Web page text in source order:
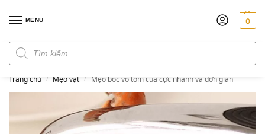
MENU 0
Trang chủ / Mẹo vặt / Mẹo bóc vỏ tôm cua cực nhanh và đơn giản